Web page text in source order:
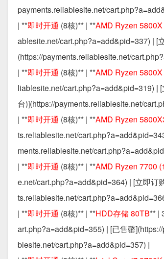
payments.reliablesite.net/
| **即时开通 (8核)** | **AMD Ryzen
ablesite.net/cart.php?a=add&pid=337) | [
(https://payments.reliablesite.net/
| **即时开通 (8核)** | **AMD Ryzen
liablesite.net/cart.php?a=add&pid=319) |
台)](https://payments.reliablesite.net/
| **即时开通 (8核)** | **AMD Ryzen
ts.reliablesite.net/
ments.reliablesite.net/
| **即时开通 (8核)** | **AMD Ryzen 7700
e.net/cart.php?a=add&pid=364) | [立即订
ts.reliablesite.net/
| **即时开通 (8核)** | **HDD存储 80TB** |
art.php?a=add&pid=355) | [已售罄
blesite.net/cart.php?a=add&pid=357) |